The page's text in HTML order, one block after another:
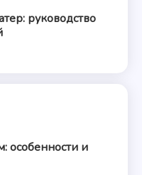
руководство
особенности и